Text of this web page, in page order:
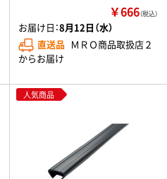
￥666（税込）
お届け日：8月12日（水）
直送品 ＭＲＯ商品取扱店２
からお届け
人気商品